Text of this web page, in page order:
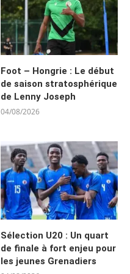
Foot – Hongrie : Le début
de saison stratosphérique
de Lenny Joseph
04/08/2026
Sélection U20 : Un quart
de finale à fort enjeu pour
les jeunes Grenadiers